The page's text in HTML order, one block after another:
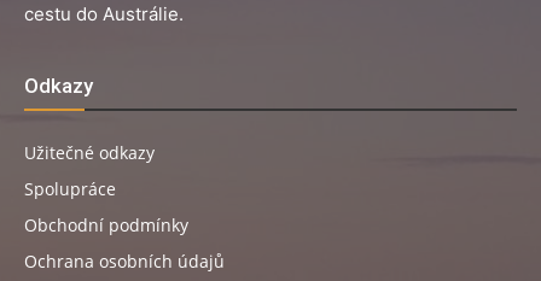
cestu do Austrálie.
Odkazy
Užitečné odkazy
Spolupráce
Obchodní podmínky
Ochrana osobních údajů